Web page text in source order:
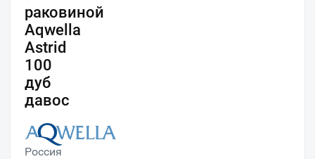
раковиной
Aqwella
Astrid
100
дуб
давос
Россия